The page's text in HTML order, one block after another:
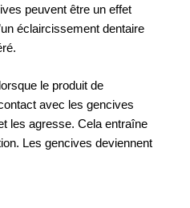
peuvent être un effet
éclaircissement dentaire
le produit de
avec les gencives
les agresse. Cela entraîne
Les gencives deviennent